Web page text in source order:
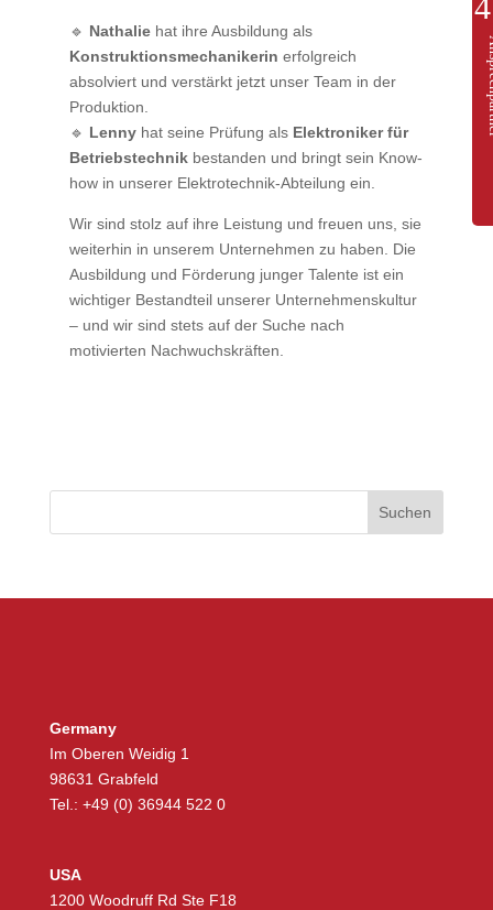
🔹 Nathalie hat ihre Ausbildung als
Konstruktionsmechanikerin erfolgreich
absolviert und verstärkt jetzt unser Team in der
Produktion.
🔹 Lenny hat seine Prüfung als Elektroniker für
Betriebstechnikbestanden und bringt sein Know-
how in unserer Elektrotechnik-Abteilung ein.
Wir sind stolz auf ihre Leistung und freuen uns, sie
weiterhin in unserem Unternehmen zu haben. Die
Ausbildung und Förderung junger Talente ist ein
wichtiger Bestandteil unserer Unternehmenskultur
– und wir sind stets auf der Suche nach
motivierten Nachwuchskräften.
Germany
Im Oberen Weidig 1
98631 Grabfeld
Tel.: +49 (0) 36944 522 0
USA
1200 Woodruff Rd Ste F18